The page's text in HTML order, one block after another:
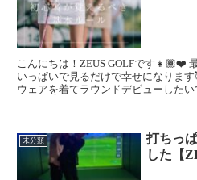
こんにちは！ZEUS GOLFです👧🏾❤️
いっぱいで見るだけで幸せになりま
ウェアを着てラウンドデビューした
未分類
打ちっ
した【